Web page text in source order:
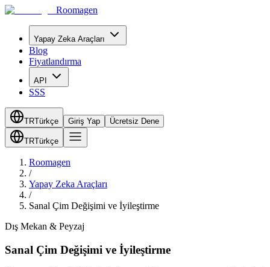
Roomagen
Yapay Zeka Araçları
Blog
Fiyatlandırma
API
SSS
TRTürkçe Giriş Yap Ücretsiz Dene
TRTürkçe
Roomagen
/
Yapay Zeka Araçları
/
Sanal Çim Değişimi ve İyileştirme
Dış Mekan & Peyzaj
Sanal Çim Değişimi ve İyileştirme